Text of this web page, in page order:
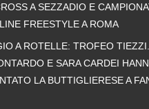
A SEZZADIO E
FREESTYLE A ROMA
A ROTELLE: TROFEO TIEZZI.
E SARA CARDEI
LA BUTTIGLIERESE A